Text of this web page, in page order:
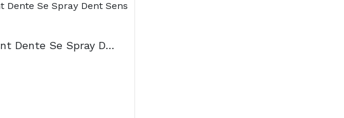
Bexident Dente Se Spray Dent Sens 40 Ml